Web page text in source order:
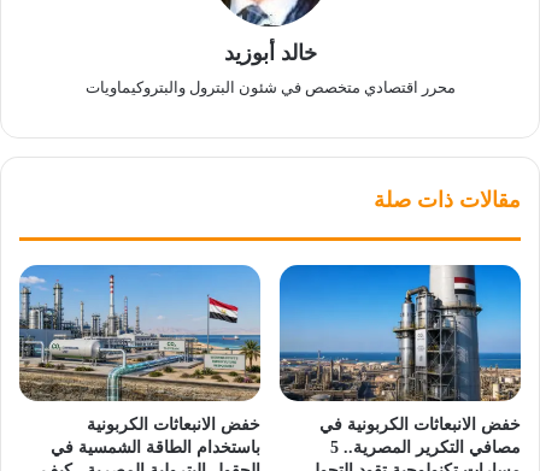
خالد أبوزيد
محرر اقتصادي متخصص في شئون البترول والبتروكيماويات
مقالات ذات صلة
خفض الانبعاثات الكربونية في
مصافي التكرير المصرية.. 5
خفض الانبعاثات الكربونية
باستخدام الطاقة الشمسية في